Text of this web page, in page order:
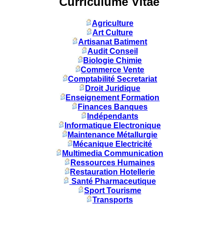
Agriculture
Art Culture
Artisanat Batiment
Audit Conseil
Biologie Chimie
Commerce Vente
Comptabilité Secretariat
Droit Juridique
Enseignement Formation
Finances Banques
Indépendants
Informatique Electronique
Maintenance Métallurgie
Mécanique Electricité
Multimedia Communication
Ressources Humaines
Restauration Hotellerie
Santé Pharmaceutique
Sport Tourisme
Transports